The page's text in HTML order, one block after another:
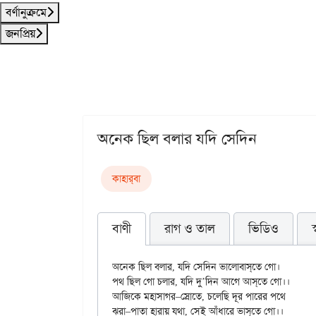
বর্ণানুক্রমে
জনপ্রিয়
অনেক ছিল বলার যদি সেদিন
কাহার্‌বা
বাণী রাগ ও তাল ভিডিও
অনেক ছিল বলার, যদি সেদিন ভালোবাস্‌তে গো।
পথ ছিল গো চলার, যদি দু’দিন আগে আস্‌তে গো।।
আজিকে মহাসাগর–স্রোতে, চলেছি দূর পারের পথে
ঝরা–পাতা হারায় যথা, সেই আঁধারে ভাস্‌তে গো।।